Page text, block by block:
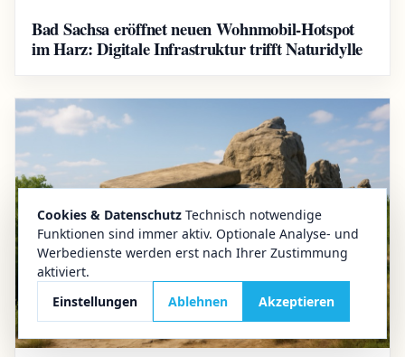
Cookies & Datenschutz Technisch notwendige
Funktionen sind immer aktiv. Optionale Analyse- und
Werbedienste werden erst nach Ihrer Zustimmung
aktiviert.
Einstellungen
Ablehnen Akzeptieren
Bad Sachsa eröffnet neuen Wohnmobil-Hotspot
im Harz: Digitale Infrastruktur trifft Naturidylle